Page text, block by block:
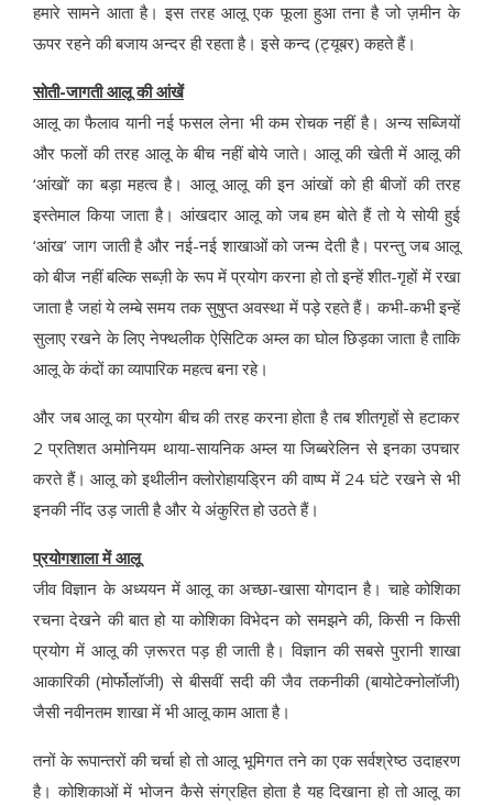
हमारे सामने आता है। इस तरह आलू एक फूला हुआ तना है जो ज़मीन के
ऊपर रहने की बजाय अन्दर ही रहता है। इसे कन्द (ट्यूबर) कहते हैं।
सोती-जागती आलू की आंखें
आलू का फैलाव यानी नई फसल लेना भी कम रोचक नहीं है। अन्य सब्जियों
और फलों की तरह आलू के बीच नहीं बोये जाते। आलू की खेती में आलू की
‘आंखों’ का बड़ा महत्व है। आलू आलू की इन आंखों को ही बीजों की तरह
इस्तेमाल किया जाता है। आंखदार आलू को जब हम बोते हैं तो ये सोयी हुई
‘आंख’ जाग जाती है और नई-नई शाखाओं को जन्म देती है। परन्तु जब आलू
को बीज नहीं बल्कि सब्ज़ी के रूप में प्रयोग करना हो तो इन्हें शीत-गृहों में रखा
जाता है जहां ये लम्बे समय तक सुषुप्त अवस्था में पड़े रहते हैं। कभी-कभी इन्हें
सुलाए रखने के लिए नेफ्थलीक ऐसिटिक अम्ल का घोल छिड़का जाता है ताकि
आलू के कंदों का व्यापारिक महत्व बना रहे।
और जब आलू का प्रयोग बीच की तरह करना होता है तब शीतगृहों से हटाकर
2 प्रतिशत अमोनियम थाया-सायनिक अम्ल या जिब्बरेलिन से इनका उपचार
करते हैं। आलू को इथीलीन क्लोरोहायड्रिन की वाष्प में 24 घंटे रखने से भी
इनकी नींद उड़ जाती है और ये अंकुरित हो उठते हैं।
प्रयोगशाला में आलू
जीव विज्ञान के अध्ययन में आलू का अच्छा-खासा योगदान है। चाहे कोशिका
रचना देखने की बात हो या कोशिका विभेदन को समझने की, किसी न किसी
प्रयोग में आलू की ज़रूरत पड़ ही जाती है। विज्ञान की सबसे पुरानी शाखा
आकारिकी (मोर्फोलॉजी) से बीसवीं सदी की जैव तकनीकी (बायोटेक्नोलॉजी)
जैसी नवीनतम शाखा में भी आलू काम आता है।
तनों के रूपान्तरों की चर्चा हो तो आलू भूमिगत तने का एक सर्वश्रेष्ठ उदाहरण
है। कोशिकाओं में भोजन कैसे संग्रहित होता है यह दिखाना हो तो आलू का